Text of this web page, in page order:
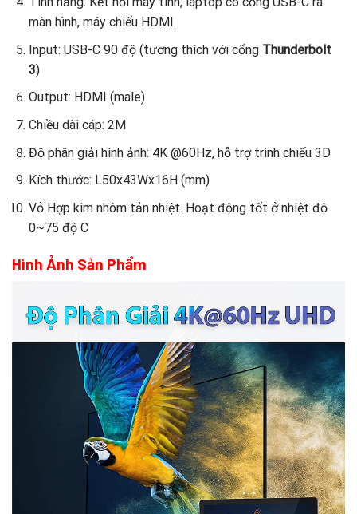
màn hình, máy chiếu HDMI.
Input: USB-C 90 độ (tương thích với cổng Thunderbolt
3)
Output: HDMI (male)
Chiều dài cáp: 2M
Độ phân giải hình ảnh: 4K @60Hz, hỗ trợ trình chiếu 3D
Kích thước: L50x43Wx16H (mm)
Vỏ Hợp kim nhôm tản nhiệt. Hoạt động tốt ở nhiệt độ
0~75 độ C
Hình Ảnh Sản Phẩm